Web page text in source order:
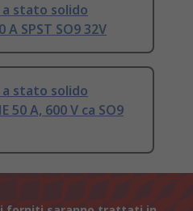
a stato solido
A SPST SO9 32V
a stato solido
50 A, 600 V ca SO9